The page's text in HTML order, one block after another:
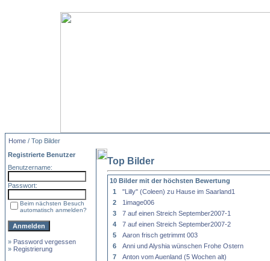
Home / Top Bilder
Registrierte Benutzer
Benutzername:
Passwort:
Beim nächsten Besuch
automatisch anmelden?
» Password vergessen
» Registrierung
Top Bilder
10 Bilder mit der höchsten Bewertung
1
"Lilly" (Coleen) zu Hause im Saarland1
2
1image006
3
7 auf einen Streich September2007-1
4
7 auf einen Streich September2007-2
5
Aaron frisch getrimmt 003
6
Anni und Alyshia wünschen Frohe Ostern
7
Anton vom Auenland (5 Wochen alt)